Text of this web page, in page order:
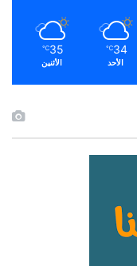
34
℃
الأحد
35
℃
الأثنين